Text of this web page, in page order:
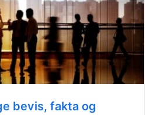
bevis, fakta og